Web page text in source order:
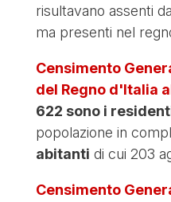
risultavano assenti
ma presenti nel
Censimento
del Regno d'Italia
622 sono i
popolazione in
abitanti di cui 203
Censimento